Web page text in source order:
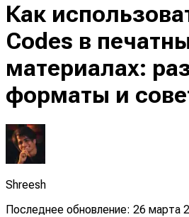
Как
Codes в
материалах:
форматы и
Shreesh
Последнее обновление: 26 марта